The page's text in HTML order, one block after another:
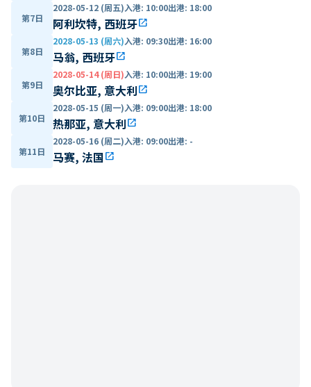
第7日
2028-05-12 (周五)入港: 10:00出港: 18:00
阿利坎特, 西班牙open_in_new
第8日
2028-05-13 (周六)入港: 09:30出港: 16:00
马翁, 西班牙open_in_new
第9日
2028-05-14 (周日)入港: 10:00出港: 19:00
奥尔比亚, 意大利open_in_new
第10日
2028-05-15 (周一)入港: 09:00出港: 18:00
热那亚, 意大利open_in_new
第11日
2028-05-16 (周二)入港: 09:00出港: -
马赛, 法国open_in_new